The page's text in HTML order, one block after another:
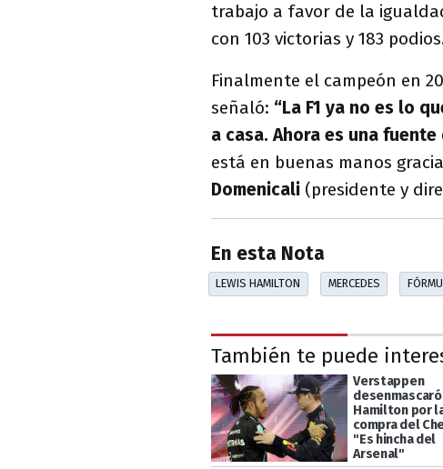
trabajo a favor de la
con 103 victorias y 183
Finalmente el campeón en
señaló: “La F1 ya no es lo
a casa. Ahora es una
está en buenas manos
Domenicali (presidente y
En esta Nota
LEWIS HAMILTON MERCEDES
También te puede
Verstappen
desenmascaró
Hamilton por
compra del
"Es hincha del
Arsenal"